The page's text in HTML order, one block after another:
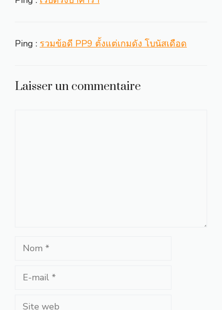
Ping : รวมข้อดี PP9 ตั้งแต่เกมดัง โบนัสเดือด
Laisser un commentaire
Nom
Site